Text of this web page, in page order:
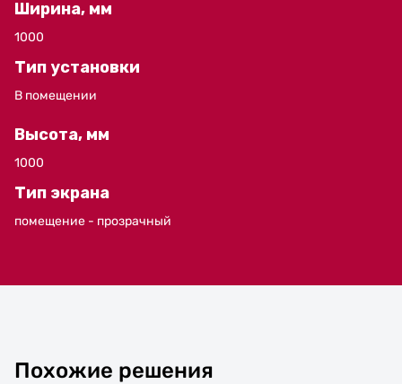
Ширина, мм
1000
Тип установки
В помещении
Высота, мм
1000
Тип экрана
помещение - прозрачный
Похожие решения